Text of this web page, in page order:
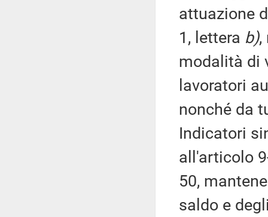
attuazione
1, lettera b),
modalità di
lavoratori
nonché da
Indicatori
all'articolo
50,
saldo e